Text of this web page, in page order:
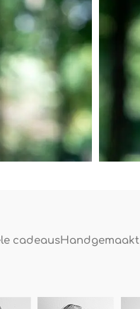
cadeausHandgemaakt